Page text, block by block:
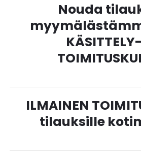
Nouda
ILMAINEN
tilauksille